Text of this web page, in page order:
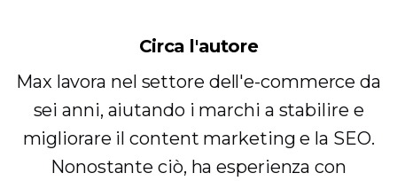
Circa l'autore
Max lavora nel settore dell'e-commerce da
sei anni, aiutando i marchi a stabilire e
migliorare il content marketing e la SEO.
Nonostante ciò, ha esperienza con